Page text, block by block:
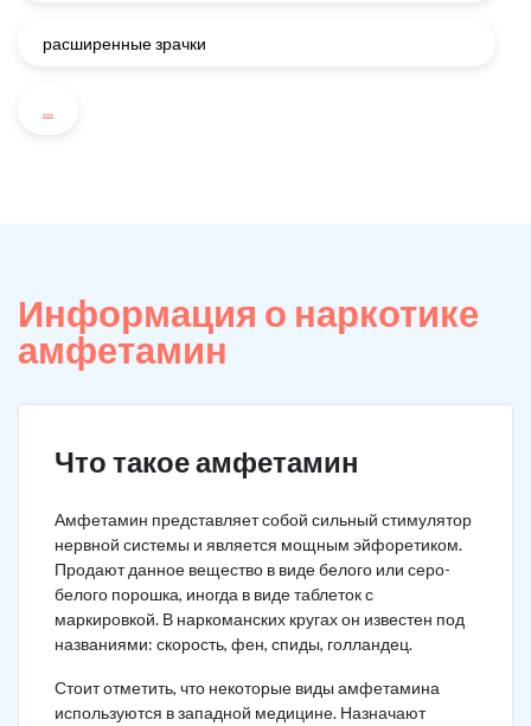
расширенные зрачки
...
Информация о наркотике
амфетамин
Что такое амфетамин
Амфетамин представляет собой сильный стимулятор
нервной системы и является мощным эйфоретиком.
Продают данное вещество в виде белого или серо-
белого порошка, иногда в виде таблеток с
маркировкой. В наркоманских кругах он известен под
названиями: скорость, фен, спиды, голландец.
Стоит отметить, что некоторые виды амфетамина
используются в западной медицине. Назначают